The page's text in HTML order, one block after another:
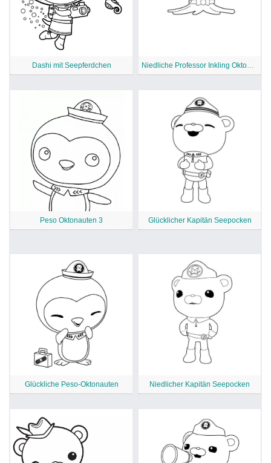
Dashi mit Seepferdchen Niedliche Professor Inkling Oktonauten
Peso Oktonauten 3 Glücklicher Kapitän Seepocken
Glückliche Peso-Oktonauten Niedlicher Kapitän Seepocken